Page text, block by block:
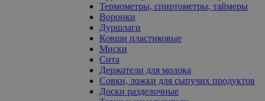
Термометры, спиртометры, таймеры
Воронки
Дуршлаги
Ковши пластиковые
Миски
Сита
Держатели для молока
Совки, ложки для сыпучих продуктов
Доски разделочные